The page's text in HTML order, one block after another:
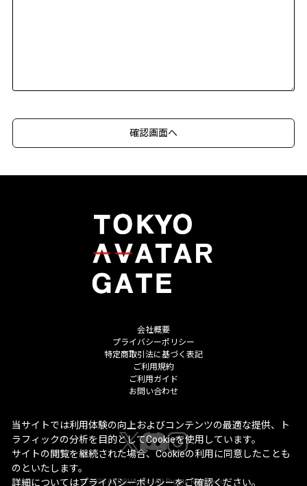
会社概要
プライバシーポリシー
特定商取引法に基づく表記
ご利用規約
ご利用ガイド
お問い合わせ
©2026ARROVA Inc. All Rights Reserved.
当サイトでは利用体験の向上およびコンテンツの最適な提供、ト
ラフィックの分析を目的としてCookieを使用しています。
サイトの閲覧を継続された場合、Cookieの利用に同意したことも
のといたします。
詳細についてはプライバシーポリシーをご確認ください。